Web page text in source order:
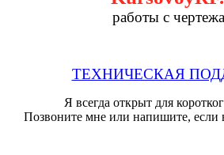
работы с
ТЕХНИЧЕСКАЯ
Я всегда открыт для
Позвоните мне или напишите,